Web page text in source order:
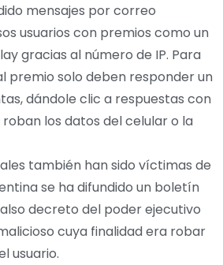
mensajes por correo
usuarios con premios como un
gracias al número de IP. Para
premio solo deben responder un
dándole clic a respuestas con
roban los datos del celular o la
también han sido víctimas de
se ha difundido un boletín
decreto del poder ejecutivo
cuya finalidad era robar
usuario.